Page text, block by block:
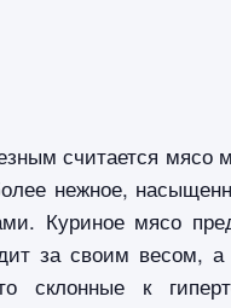
считается мясо
нежное,
Куриное мясо
за своим весом,
склонные к